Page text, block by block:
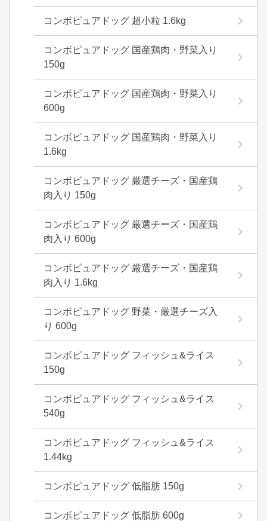
コンボピュアドッグ 超小粒 1.6kg
コンボピュアドッグ 国産鶏肉・野菜入り
150g
コンボピュアドッグ 国産鶏肉・野菜入り
600g
コンボピュアドッグ 国産鶏肉・野菜入り
1.6kg
コンボピュアドッグ 厳選チーズ・国産鶏
肉入り 150g
コンボピュアドッグ 厳選チーズ・国産鶏
肉入り 600g
コンボピュアドッグ 厳選チーズ・国産鶏
肉入り 1.6kg
コンボピュアドッグ 野菜・厳選チーズ入
り 600g
コンボピュアドッグ フィッシュ&ライス
150g
コンボピュアドッグ フィッシュ&ライス
540g
コンボピュアドッグ フィッシュ&ライス
1.44kg
コンボピュアドッグ 低脂肪 150g
コンボピュアドッグ 低脂肪 600g